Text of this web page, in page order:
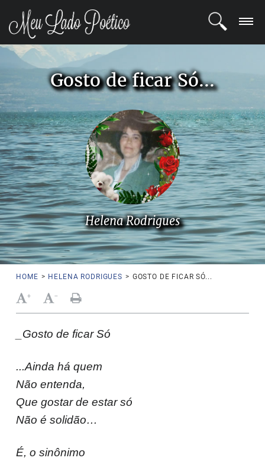
REGISTRO
POETAS
BLOG
COMUNIDADE
Gosto de ficar Só...
Helena Rodrigues
HOME > HELENA RODRIGUES > GOSTO DE FICAR SÓ...
+ -
_Gosto de ficar Só
...Ainda há quem
Não entenda,
Que gostar de estar só
Não é solidão…
É, o sinônimo